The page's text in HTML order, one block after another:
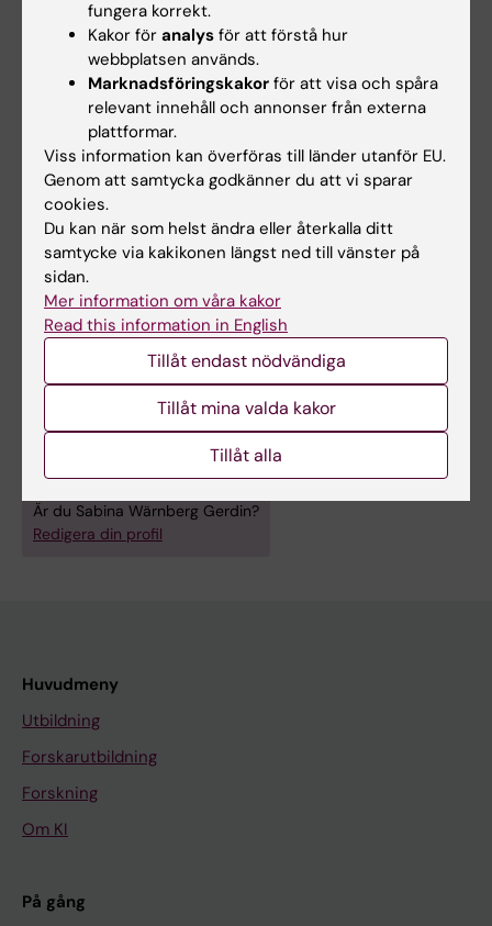
Tedner SG; Soderhall C; Konradsen JR; Bains
KES; Borres MP; Carlsen K-H; Carlsen KCL;
Fardig M; Gerdin SW; Gudmundsdottir HK;
Haugen G; Hedlin G; Jonassen CM; Kreyberg I;
Magi C-AO; Nordhagen LS; Rehbinder EM; Rudi
K; Skjerven HO; Staff AC; Vettukattil R; van
Hage M; Nordlund B; Asarnoj A
Alla övriga publikationer
EDITORIAL:PEDIATRIC ALLERGY AND
IMMUNOLOGY.
Editorial comments on "Sensitization
trajectories to multiple allergen components
in a population-based birth cohort".
Gerdin SW; Nordlund B; Eigenmann P;
Forskningsområden:
Lungmedicin och allergi
Är du Sabina Wärnberg Gerdin?
Redigera din profil
Huvudmeny
Utbildning
Forskarutbildning
Forskning
Om KI
På gång
fungera korrekt.
Kakor för analys för att förstå hur
webbplatsen används.
Marknadsföringskakor för att visa och spåra
relevant innehåll och annonser från externa
plattformar.
Viss information kan överföras till länder utanför EU.
Genom att samtycka godkänner du att vi sparar
cookies.
Du kan när som helst ändra eller återkalla ditt
samtycke via kakikonen längst ned till vänster på
sidan.
Mer information om våra kakor
Read this information in English
Tillåt endast nödvändiga
Tillåt mina valda kakor
Tillåt alla